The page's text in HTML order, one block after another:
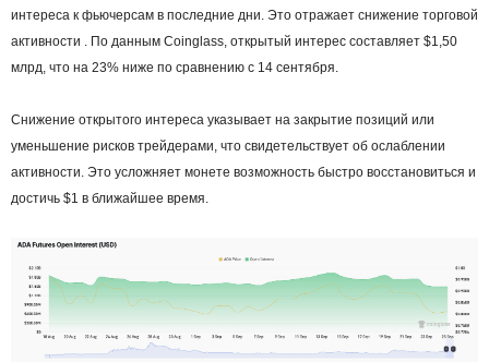
интереса к фьючерсам в последние дни. Это отражает снижение торговой
активности . По данным Coinglass, открытый интерес составляет $1,50
млрд, что на 23% ниже по сравнению с 14 сентября.
Снижение открытого интереса указывает на закрытие позиций или
уменьшение рисков трейдерами, что свидетельствует об ослаблении
активности. Это усложняет монете возможность быстро восстановиться и
достичь $1 в ближайшее время.